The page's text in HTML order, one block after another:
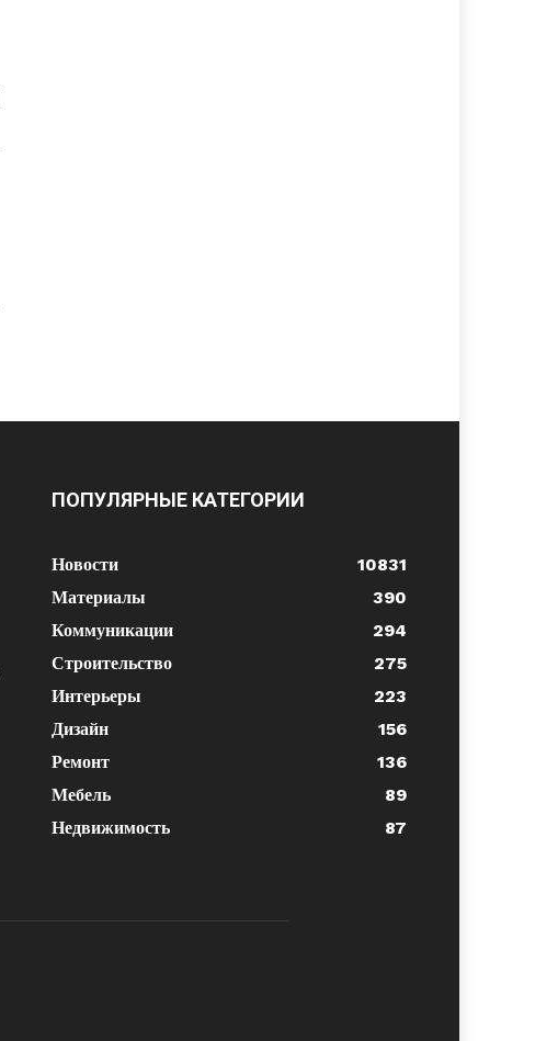
ПОПУЛЯРНЫЕ КАТЕГОРИИ
Новости
10831
Материалы
390
Коммуникации
294
Строительство
275
Интерьеры
223
Дизайн
156
Ремонт
136
Мебель
89
Недвижимость
87